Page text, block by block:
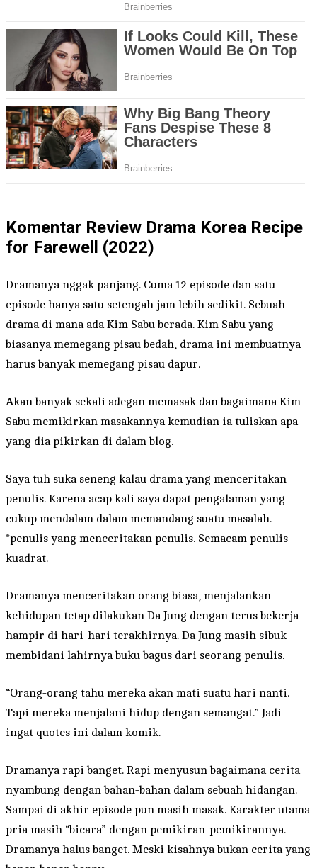
Komentar Review Drama Korea Recipe
for Farewell (2022)
Dramanya nggak panjang. Cuma 12 episode dan satu
episode hanya satu setengah jam lebih sedikit. Sebuah
drama di mana ada Kim Sabu berada. Kim Sabu yang
biasanya memegang pisau bedah, drama ini membuatnya
harus banyak memegang pisau dapur.
Akan banyak sekali adegan memasak dan bagaimana Kim
Sabu memikirkan masakannya kemudian ia tuliskan apa
yang dia pikirkan di dalam blog.
Saya tuh suka seneng kalau drama yang menceritakan
penulis. Karena acap kali saya dapat pengalaman yang
cukup mendalam dalam memandang suatu masalah.
*penulis yang menceritakan penulis. Semacam penulis
kuadrat.
Dramanya menceritakan orang biasa, menjalankan
kehidupan tetap dilakukan Da Jung dengan terus bekerja
hampir di hari-hari terakhirnya. Da Jung masih sibuk
membidani lahirnya buku bagus dari seorang penulis.
“Orang-orang tahu mereka akan mati suatu hari nanti.
Tapi mereka menjalani hidup dengan semangat.” Jadi
ingat quotes ini dalam komik.
Dramanya rapi banget. Rapi menyusun bagaimana cerita
nyambung dengan bahan-bahan dalam sebuah hidangan.
Sampai di akhir episode pun masih masak. Karakter utama
pria masih “bicara” dengan pemikiran-pemikirannya.
Dramanya halus banget. Meski kisahnya bukan cerita yang